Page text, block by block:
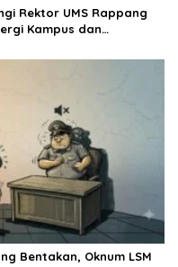
Rektor UMS Rappang
Kampus dan
Bentakan, Oknum LSM